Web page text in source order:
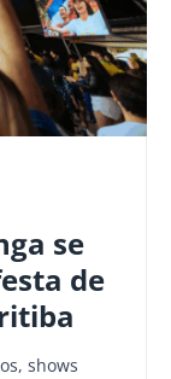
se
de
shows